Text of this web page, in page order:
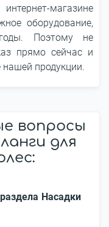
магазине
оборудование,
Поэтому не
прямо сейчас и
нашей продукции.
вопросы
для
Насадки